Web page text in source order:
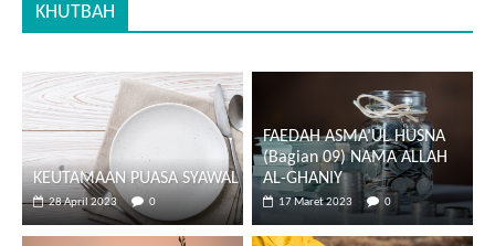
KHUTBAH
KEUTAMAAN PUASA SYAWAL
28 April 2023 0
FAEDAH ASMA’UL HUSNA
(Bagian 09) NAMA ALLAH
AL-GHANIY
17 Maret 2023 0